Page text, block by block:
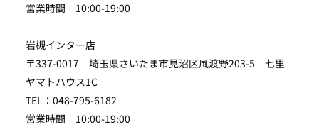
営業時間 10:00-19:00
岩槻インター店
〒337-0017 埼玉県さいたま市見沼区風渡野203-5 七里
ヤマトハウス1C
TEL：048-795-6182
営業時間 10:00-19:00